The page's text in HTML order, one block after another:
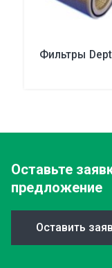
Фильтры
Оставьте
предложение
Оставить